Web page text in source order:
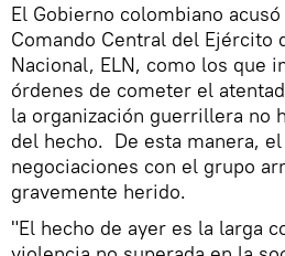
El Gobierno colombiano
Comando Central del Ejército
Nacional, ELN, como los que
órdenes de cometer el
la organización guerrillera no
del hecho. De esta manera,
negociaciones con el grupo
gravemente herido.
"El hecho de ayer es la larga